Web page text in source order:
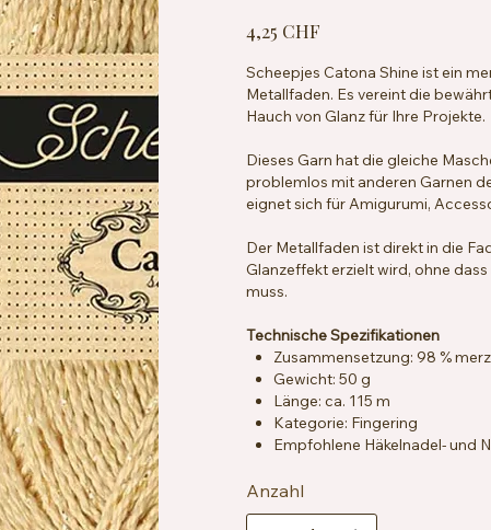
4,25 CHF
Scheepjes Catona Shine ist ein
Metallfaden. Es vereint die
Hauch von Glanz für Ihre Projekte.
Dieses Garn hat die gleiche
problemlos mit anderen Garnen
eignet sich für Amigurumi,
Der Metallfaden ist direkt in die
Glanzeffekt erzielt wird, ohne
muss.
Technische Spezifikationen
Zusammensetzung: 98 %
Gewicht: 50 g
Länge: ca. 115 m
Kategorie: Fingering
Empfohlene Häkelnadel- und
Zertifizierung: OEKO-TEX®
Pflegehinweise:
Anzahl